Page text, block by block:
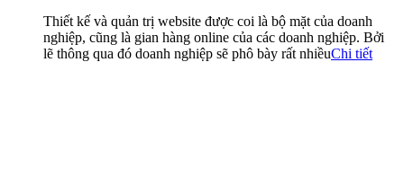
Thiết kế và quản trị website được coi là bộ mặt của doanh
nghiệp, cũng là gian hàng online của các doanh nghiệp. Bởi
lẽ thông qua đó doanh nghiệp sẽ phô bày rất nhiềuChi tiết